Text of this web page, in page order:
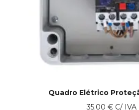
Quadro Elétrico
35.00 € C/ IVA